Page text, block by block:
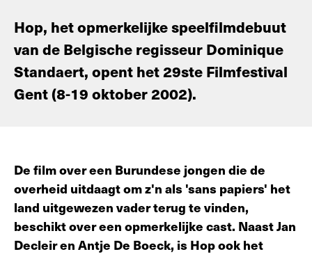
Hop, het opmerkelijke speelfilmdebuut
van de Belgische regisseur Dominique
Standaert, opent het 29ste Filmfestival
Gent (8-19 oktober 2002).
De film over een Burundese jongen die de
overheid uitdaagt om z'n als 'sans papiers' het
land uitgewezen vader terug te vinden,
beschikt over een opmerkelijke cast. Naast Jan
Decleir en Antje De Boeck, is Hop ook het